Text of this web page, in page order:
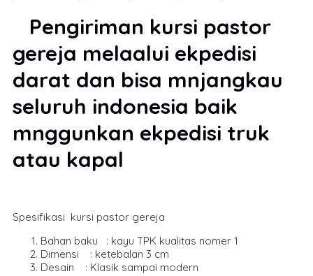
Pengiriman kursi pastor
gereja melaalui ekpedisi
darat dan bisa mnjangkau
seluruh indonesia baik
mnggunkan ekpedisi truk
atau kapal
Spesifikasi kursi pastor gereja
Bahan baku : kayu TPK kualitas nomer 1
Dimensi : ketebalan 3 cm
Desain : Klasik sampai modern